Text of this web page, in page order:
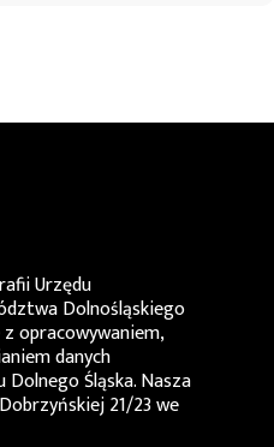
Urzędu
Dolnośląskiego
opracowywaniem,
danych
Śląska. Nasza
21/23 we